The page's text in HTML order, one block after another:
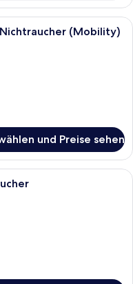
mit Bett,
(Mobility)
und Preise sehen
mit zwei Betten,